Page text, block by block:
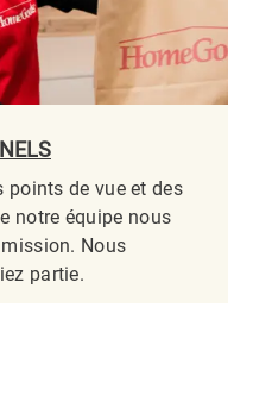
points de vue et des
notre équipe nous
Nous
partie.​​​​​​​